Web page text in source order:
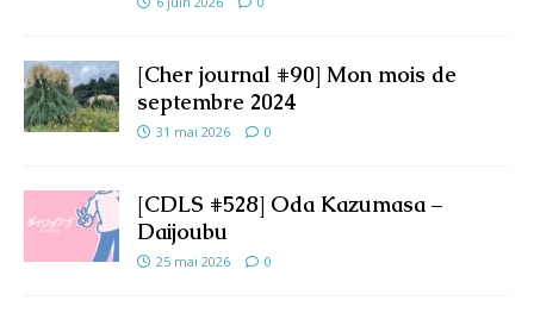
[Cher journal #90] Mon mois de
septembre 2024
31 mai 2026 0
[CDLS #528] Oda Kazumasa –
Daijoubu
25 mai 2026 0